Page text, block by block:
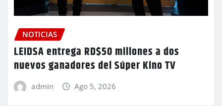
NOTICIAS
LEIDSA entrega RD$50 millones a dos
nuevos ganadores del Súper Kino TV
admin Ago 5, 2026